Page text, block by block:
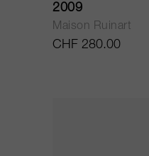
2009
Maison Ruinart
CHF 280.00